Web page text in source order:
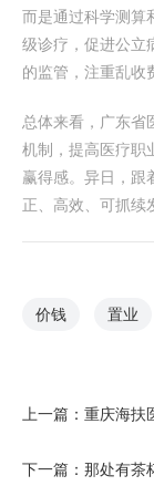
而是通过科学测算
级诊疗，促进公立
的监管，注重乱收
总体来看，广东省
机制，提高医疗职
赢得感。异日，跟
正、高效、可抓续
价钱 置业
上一篇： 重庆海扶
下一篇： 那处有茶